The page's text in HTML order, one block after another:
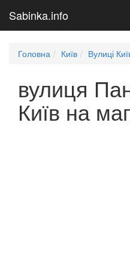
Sabinka.info
Головна Київ Вулиці
вулиця
Київ на